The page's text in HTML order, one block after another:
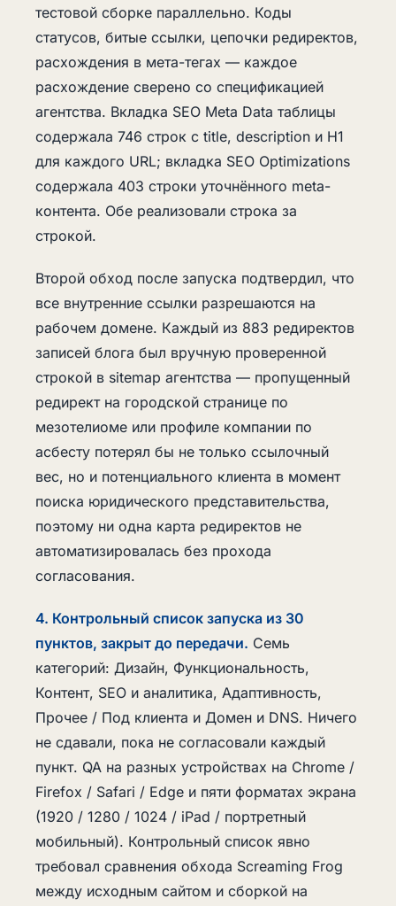
тестовой сборке параллельно. Коды
статусов, битые ссылки, цепочки редиректов,
расхождения в мета-тегах — каждое
расхождение сверено со спецификацией
агентства. Вкладка SEO Meta Data таблицы
содержала 746 строк с title, description и H1
для каждого URL; вкладка SEO Optimizations
содержала 403 строки уточнённого meta-
контента. Обе реализовали строка за
строкой.
Второй обход после запуска подтвердил, что
все внутренние ссылки разрешаются на
рабочем домене. Каждый из 883 редиректов
записей блога был вручную проверенной
строкой в sitemap агентства — пропущенный
редирект на городской странице по
мезотелиоме или профиле компании по
асбесту потерял бы не только ссылочный
вес, но и потенциального клиента в момент
поиска юридического представительства,
поэтому ни одна карта редиректов не
автоматизировалась без прохода
согласования.
4. Контрольный список запуска из 30
пунктов, закрыт до передачи. Семь
категорий: Дизайн, Функциональность,
Контент, SEO и аналитика, Адаптивность,
Прочее / Под клиента и Домен и DNS. Ничего
не сдавали, пока не согласовали каждый
пункт. QA на разных устройствах на Chrome /
Firefox / Safari / Edge и пяти форматах экрана
(1920 / 1280 / 1024 / iPad / портретный
мобильный). Контрольный список явно
требовал сравнения обхода Screaming Frog
между исходным сайтом и сборкой на